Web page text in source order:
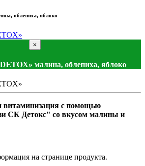
облепиха, яблоко
×
малина, облепиха, яблоко
витаминизация с помощью
СК Детокс" со вкусом малины и
на странице продукта.